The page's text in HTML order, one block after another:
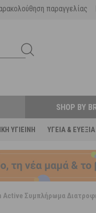
παραγγελίας
ΥΓΙΕΙΝΉ ΥΓΕΊΑ & ΕΥΕΞΊΑ
SHOP BY
Active Συμπλήρωμα